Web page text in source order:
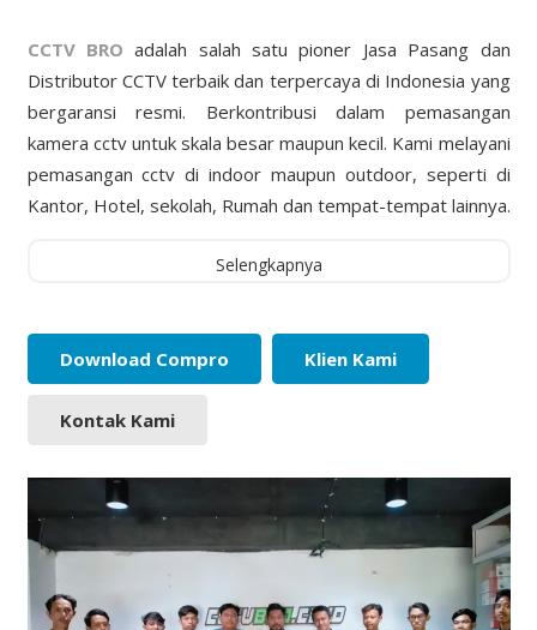
CCTV BRO adalah salah satu pioner Jasa Pasang dan
Distributor CCTV terbaik dan terpercaya di Indonesia yang
bergaransi resmi. Berkontribusi dalam pemasangan
kamera cctv untuk skala besar maupun kecil. Kami melayani
pemasangan cctv di indoor maupun outdoor, seperti di
Kantor, Hotel, sekolah, Rumah dan tempat-tempat lainnya.
Selengkapnya
Download Compro Klien Kami
Kontak Kami